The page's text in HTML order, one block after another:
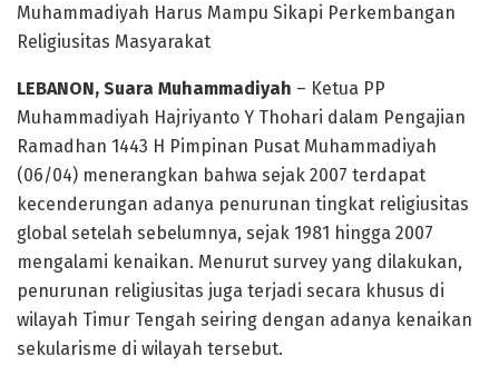
Muhammadiyah Harus Mampu Sikapi Perkembangan
Religiusitas Masyarakat
LEBANON, Suara Muhammadiyah – Ketua PP
Muhammadiyah Hajriyanto Y Thohari dalam Pengajian
Ramadhan 1443 H Pimpinan Pusat Muhammadiyah
(06/04) menerangkan bahwa sejak 2007 terdapat
kecenderungan adanya penurunan tingkat religiusitas
global setelah sebelumnya, sejak 1981 hingga 2007
mengalami kenaikan. Menurut survey yang dilakukan,
penurunan religiusitas juga terjadi secara khusus di
wilayah Timur Tengah seiring dengan adanya kenaikan
sekularisme di wilayah tersebut.